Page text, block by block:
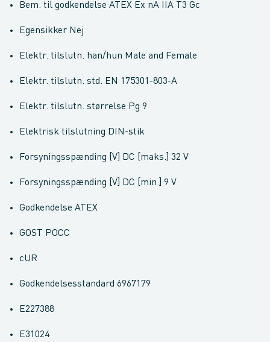
Bem. til godkendelse ATEX Ex nA IIA T3 Gc
Egensikker Nej
Elektr. tilslutn. han/hun Male and Female
Elektr. tilslutn. std. EN 175301-803-A
Elektr. tilslutn. størrelse Pg 9
Elektrisk tilslutning DIN-stik
Forsyningsspænding [V] DC [maks.] 32 V
Forsyningsspænding [V] DC [min.] 9 V
Godkendelse ATEX
GOST POCC
cUR
Godkendelsesstandard 6967179
E227388
E31024